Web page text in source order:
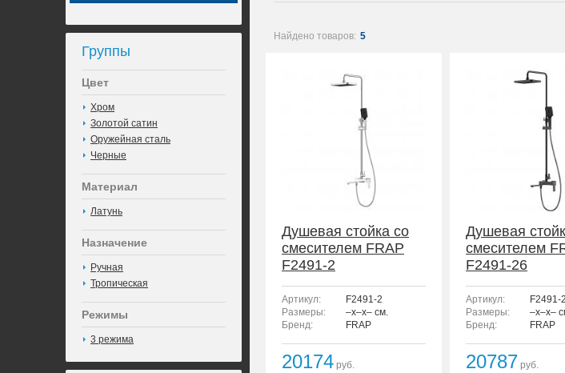
Группы
Цвет
Хром
Золотой сатин
Оружейная сталь
Черные
Материал
Латунь
Назначение
Ручная
Тропическая
Режимы
3 режима
Найдено товаров: 5
Душевая стойка со
смесителем FRAP
F2491-2
Артикул:
F2491-2
Размеры:
–x–x– см.
Бренд:
FRAP
20174 руб.
Душевая
смесителем
F2491-26
Артикул:
F2491-
Размеры:
–x–x–
Бренд:
FRAP
20787 руб.